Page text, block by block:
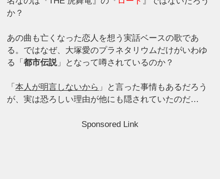
か？
あの曲も亡くなった恋人を想う実話ベースの歌であ
る。ではなぜ、大塚愛のプラネタリウムだけがいわゆ
る「都市伝説」となって噂されているのか？
「本人が明言しないから 」と言った事情もあるだろう
が、実は恐ろしい理由が他にも隠されていたのだ…
Sponsored Link